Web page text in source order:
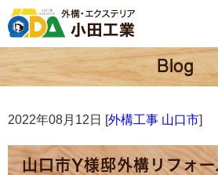
2022年08月12日 [外構工事 山口市]
山口市Y様邸外構リフォ